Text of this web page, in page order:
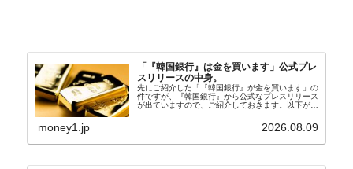
「『韓国銀行』は金を買います」公式プレ
スリリースの中身。
先にご紹介した「『韓国銀行』が金を買います」の
件ですが、『韓国銀行』から公式なプレスリリース
が出ていますので、ご紹介しておきます。以下が全
れ協力体制を構築□『韓国銀行』は、国内生産金の
money1.jp 2026.08.09